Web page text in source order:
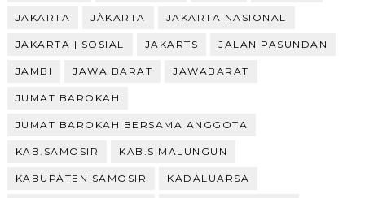
JAKARTA JÀKARTA JAKARTA NASIONAL
JAKARTA | SOSIAL JAKARTS JALAN PASUNDAN
JAMBI JAWA BARAT JAWABARAT
JUMAT BAROKAH
JUMAT BAROKAH BERSAMA ANGGOTA
KAB.SAMOSIR KAB.SIMALUNGUN
KABUPATEN SAMOSIR KADALUARSA